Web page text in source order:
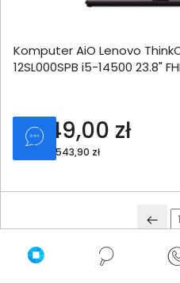
Komputer AiO Lenovo
12SL000SPB i5-14500 23.8"
8 049,00 zł
netto: 6 543,90 zł
1
Ranking